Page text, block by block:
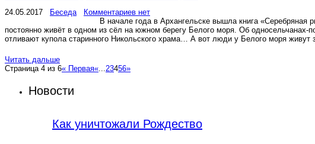
24.05.2017 Беседа
Комментариев нет
В начале года в Архангельске вышла книга
постоянно живёт в одном из сёл на южном берегу Белого моря. Об односельчанах-
отливают купола старинного Никольского храма… А вот люди у Белого моря живут
Читать дальше
Страница 4 из 6« Первая«...23456»
Новости
Как уничтожали Рождество